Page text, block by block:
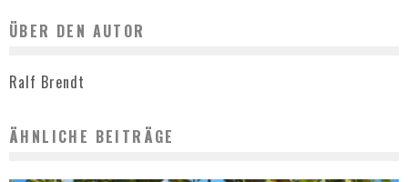
ÜBER DEN AUTOR
Ralf Brendt
ÄHNLICHE BEITRÄGE